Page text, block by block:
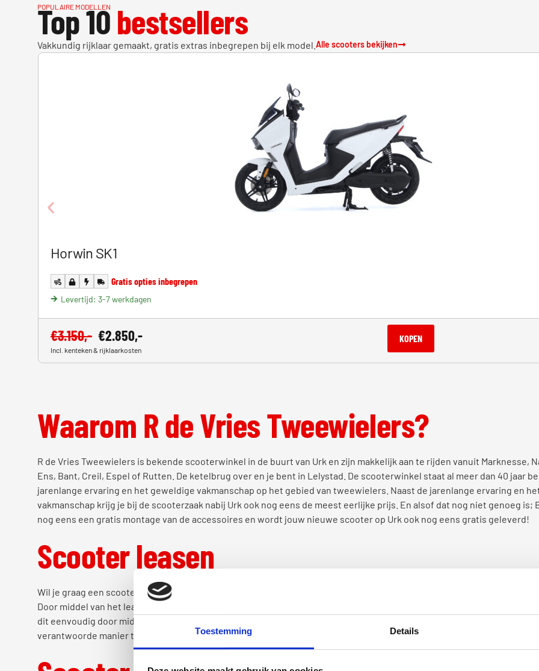
Toestemming Details
POPULAIRE MODELLEN
Top 10bestsellers
Vakkundig rijklaar gemaakt, gratis extras inbegrepen bij elk model. Alle scooters bekijken
Horwin SK1
Gratis opties inbegrepen
Levertijd: 3-7 werkdagen
€3.150,- €2.850,-
Incl. kenteken & rijklaarkosten
KOPEN
Waarom R de Vries Tweewielers?
R de Vries Tweewielers is bekende scooterwinkel in de buurt van Urk en zijn makkelijk aan te rijden vanuit Marknesse,
Ens, Bant, Creil, Espel of Rutten. De ketelbrug over en je bent in Lelystad. De scooterwinkel staat al meer dan 40 jaar
jarenlange ervaring en het geweldige vakmanschap op het gebied van tweewielers. Naast de jarenlange ervaring en
vakmanschap krijg je bij de scooterzaak nabij Urk ook nog eens de meest eerlijke prijs. En alsof dat nog niet genoeg is;
nog eens een gratis montage van de accessoires en wordt jouw nieuwe scooter op Urk ook nog eens gratis geleverd!
Scooter leasen
Wil je graag een scooter, maar vind je het bedrag te groot om het in één keer te betalen? Dan kun je eenvoudig de
Door middel van het leasen betaal je het bedrag niet in één keer, maar verspreid over een bepaalde periode. R de Vries
dit eenvoudig door middel van Scooterflex. Door middel van dit comfort betaalgemak wordt je geholpen om de scooter
verantwoorde manier te betalen. Het allermooiste van dit systeem is dat je iedere maand kosteloos extra af te lossen.